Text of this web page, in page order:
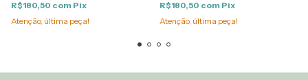
R$180,50 com Pix
Atenção, última peça!
R$180,50 com Pix
Atenção, última peça!